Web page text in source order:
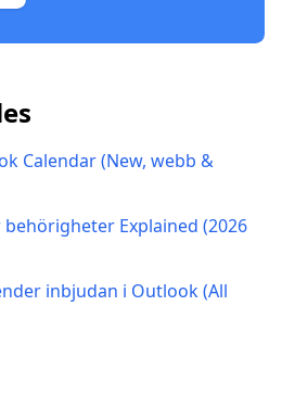
Calendar (New, webb &
Explained (2026
inbjudan i Outlook (All